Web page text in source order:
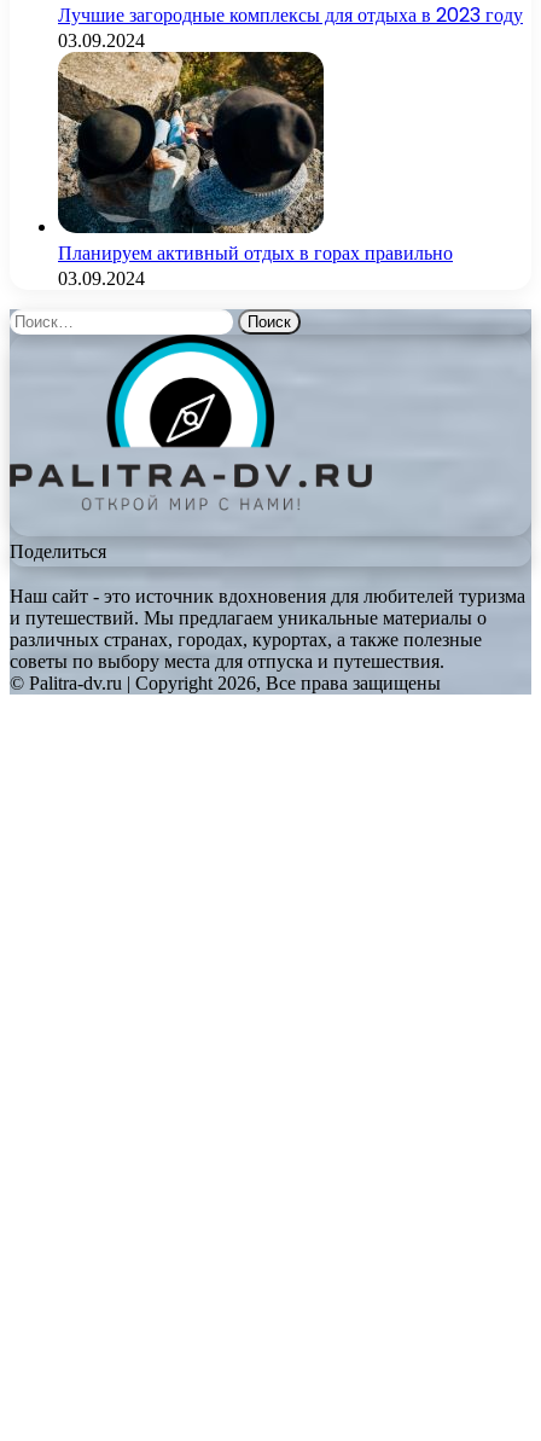
Лучшие загородные комплексы для отдыха в 2023 году
03.09.2024
Планируем активный отдых в горах правильно
03.09.2024
Найти:
Поделиться
Наш сайт - это источник вдохновения для любителей туризма
и путешествий. Мы предлагаем уникальные материалы о
различных странах, городах, курортах, а также полезные
советы по выбору места для отпуска и путешествия.
© Palitra-dv.ru | Copyright 2026, Все права защищены